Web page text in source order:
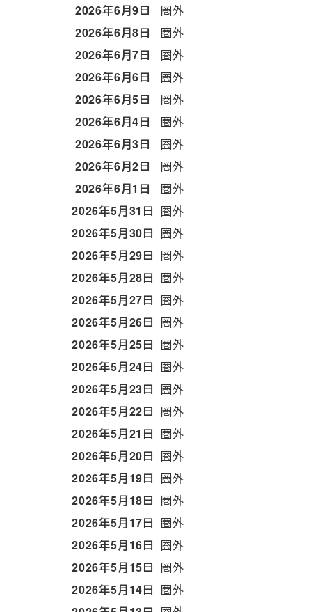
2026年6月9日
圏外
2026年6月8日
圏外
2026年6月7日
圏外
2026年6月6日
圏外
2026年6月5日
圏外
2026年6月4日
圏外
2026年6月3日
圏外
2026年6月2日
圏外
2026年6月1日
圏外
2026年5月31日 圏外
2026年5月30日 圏外
2026年5月29日 圏外
2026年5月28日 圏外
2026年5月27日 圏外
2026年5月26日 圏外
2026年5月25日 圏外
2026年5月24日 圏外
2026年5月23日 圏外
2026年5月22日 圏外
2026年5月21日 圏外
2026年5月20日 圏外
2026年5月19日 圏外
2026年5月18日 圏外
2026年5月17日 圏外
2026年5月16日 圏外
2026年5月15日 圏外
2026年5月14日 圏外